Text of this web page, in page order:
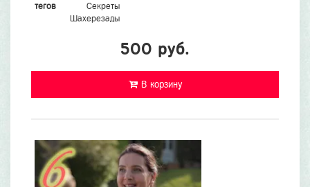
тегов
Секреты
Шахерезады
500 руб.
В корзину